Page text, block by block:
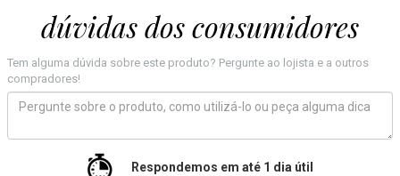
dúvidas dos consumidores
Tem alguma dúvida sobre este produto? Pergunte ao lojista e a outros
compradores!
Respondemos em até 1 dia útil